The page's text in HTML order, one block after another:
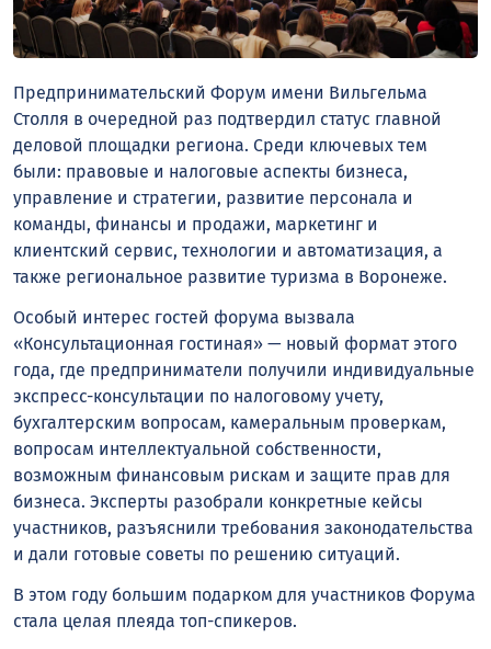
Предпринимательский Форум имени Вильгельма
Столля в очередной раз подтвердил статус главной
деловой площадки региона. Среди ключевых тем
были: правовые и налоговые аспекты бизнеса,
управление и стратегии, развитие персонала и
команды, финансы и продажи, маркетинг и
клиентский сервис, технологии и автоматизация, а
также региональное развитие туризма в Воронеже.
Особый интерес гостей форума вызвала
«Консультационная гостиная» — новый формат этого
года, где предприниматели получили индивидуальные
экспресс-консультации по налоговому учету,
бухгалтерским вопросам, камеральным проверкам,
вопросам интеллектуальной собственности,
возможным финансовым рискам и защите прав для
бизнеса. Эксперты разобрали конкретные кейсы
участников, разъяснили требования законодательства
и дали готовые советы по решению ситуаций.
В этом году большим подарком для участников Форума
стала целая плеяда топ-спикеров.